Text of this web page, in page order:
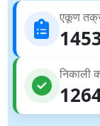
एकूण
निकाली